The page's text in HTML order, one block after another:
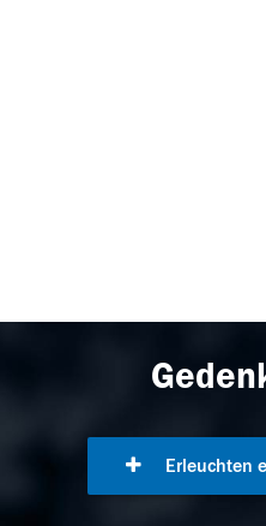
Erleuchten